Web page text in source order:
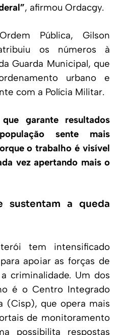
, afirmou Ordacgy.
Pública, Gilson
os números à
Guarda Municipal, que
urbano e
com a Polícia Militar.
garante resultados
sente mais
o trabalho é visível
vez apertando mais o
sustentam a queda
tem intensificado
apoiar as forças de
criminalidade. Um dos
é o Centro Integrado
(Cisp), que opera mais
de monitoramento
possibilita respostas